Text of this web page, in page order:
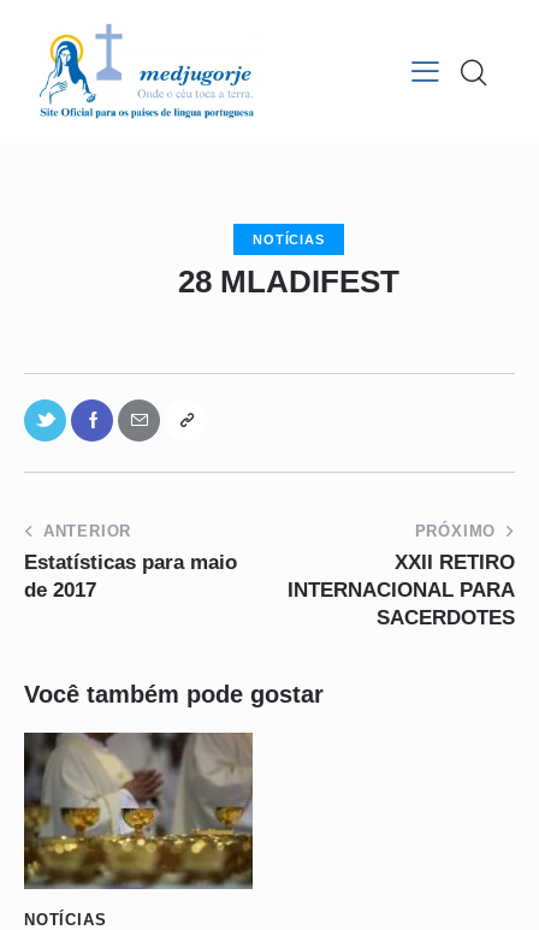
NOTÍCIAS
28 MLADIFEST
ANTERIOR
Estatísticas para maio
de 2017
PRÓXIMO
XXII RETIRO
INTERNACIONAL PARA
SACERDOTES
Você também pode gostar
NOTÍCIAS